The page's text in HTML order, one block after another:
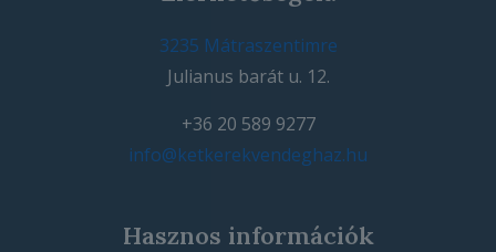
3235 Mátraszentimre
Julianus barát u. 12.
+36 20 589 9277
info@ketkerekvendeghaz.hu
Hasznos információk